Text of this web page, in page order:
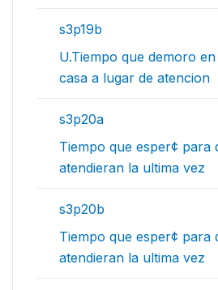
s3p19b
U.Tiempo que demoro
casa a lugar de atencion
s3p20a
Tiempo que esper¢ para
atendieran la ultima vez
s3p20b
Tiempo que esper¢ para
atendieran la ultima vez